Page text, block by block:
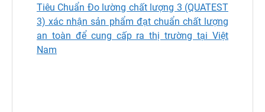
Tiêu Chuẩn Đo lường chất lượng 3 (QUATEST
3) xác nhận sản phẩm đạt chuẩn chất lượng
an toàn để cung cấp ra thị trường tại Việt
Nam